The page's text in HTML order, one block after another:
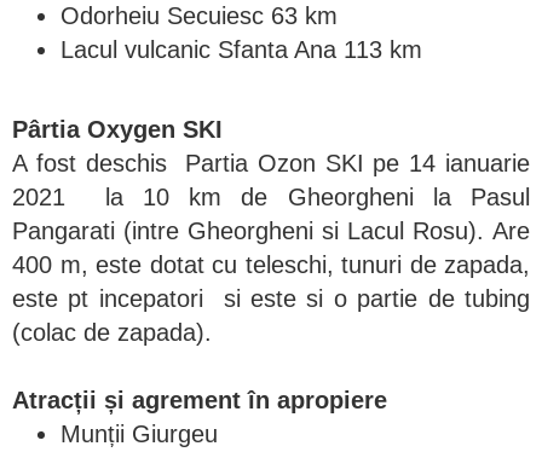
Odorheiu Secuiesc 63 km
Lacul vulcanic Sfanta Ana 113 km
Pârtia Oxygen SKI
A fost deschis Partia Ozon SKI pe 14 ianuarie
2021 la 10 km de Gheorgheni la Pasul
Pangarati (intre Gheorgheni si Lacul Rosu). Are
400 m, este dotat cu teleschi, tunuri de zapada,
este pt incepatori si este si o partie de tubing
(colac de zapada).
Atracții și agrement în apropiere
Munții Giurgeu